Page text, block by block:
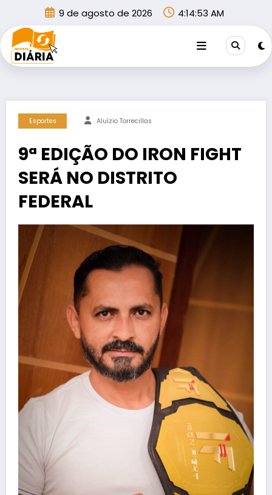
conteúdo
9 de agosto de 2026 4:14:54 AM
Esportes Aluízio Torrecillas
9ª EDIÇÃO DO IRON FIGHT
SERÁ NO DISTRITO
FEDERAL